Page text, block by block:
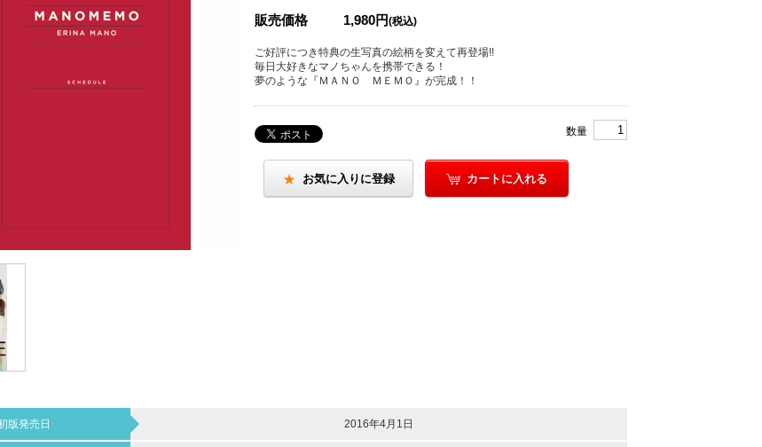
販売価格 1,980円(税込)
ご好評につき特典の生写真の絵柄を変えて再登場!!
毎日大好きなマノちゃんを携帯できる！
夢のような『ＭＡＮＯ ＭＥＭＯ』が完成！！
数量
お気に入りに登録 カートに入れる
版発売日 2016年4月1日